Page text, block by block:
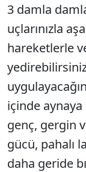
3 damla
uçlarınızla
hareketlerle
içinde aynaya
genç, gergin
gücü, pahalı
daha geride